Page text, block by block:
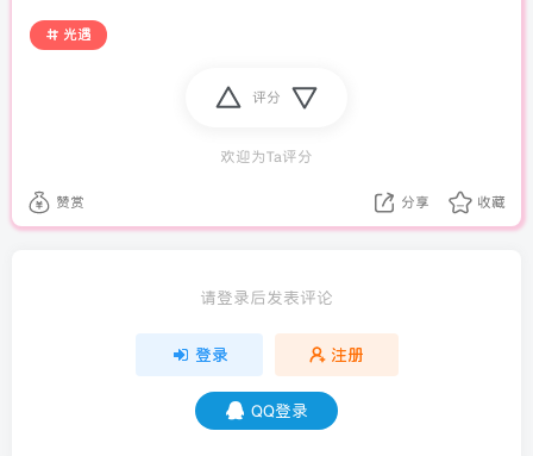
光遇
评分
欢迎为Ta评分
赞赏 分享 收藏
请登录后发表评论
登录 注册
QQ登录